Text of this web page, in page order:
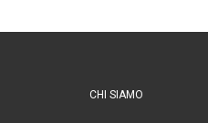
CHI SIAMO